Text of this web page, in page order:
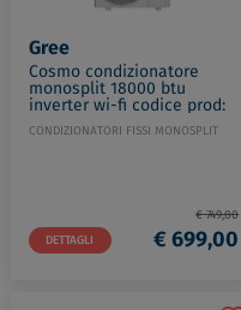
Gree
Cosmo condizionatore
monosplit 18000 btu
inverter wi-fi codice prod:
GWH18AWDXB-
K6DNA4A/I+GWH18ATDX
CONDIZIONATORI FISSI MONOSPLIT
DETTAGLI
€ 749,00
€ 699,00